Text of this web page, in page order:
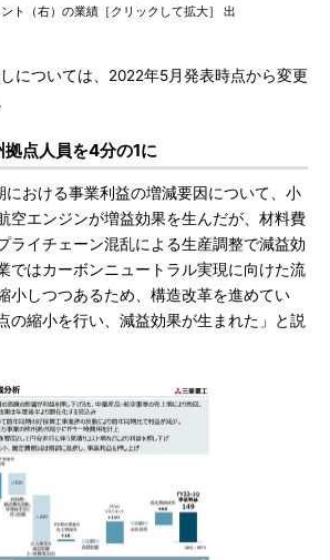
ト（右）の業績［クリックして拡大］ 出
については、2022年5月発表時点から変更
点人員を4分の1に
おける事業利益の増減要因について、小
空エンジンが増益効果を生んだが、材料費
ライチェーン混乱による生産調整で減益効
ではカーボンニュートラル実現に向けた流
小しつつあるため、構造改革を進めてい
の縮小を行い、減益効果が生まれた」と説